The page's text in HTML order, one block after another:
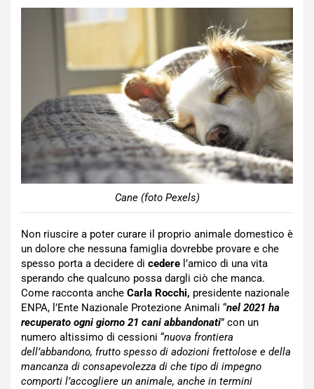
Cane (foto Pexels)
Non riuscire a poter curare il proprio animale domestico è
un dolore che nessuna famiglia dovrebbe provare e che
spesso porta a decidere di cedere l’amico di una vita
sperando che qualcuno possa dargli ciò che manca.
Come racconta anche Carla Rocchi, presidente nazionale
ENPA, l’Ente Nazionale Protezione Animali “nel 2021 ha
recuperato ogni giorno 21 cani abbandonati” con un
numero altissimo di cessioni “nuova frontiera
dell’abbandono, frutto spesso di adozioni frettolose e della
mancanza di consapevolezza di che tipo di impegno
comporti l’accogliere un animale, anche in termini